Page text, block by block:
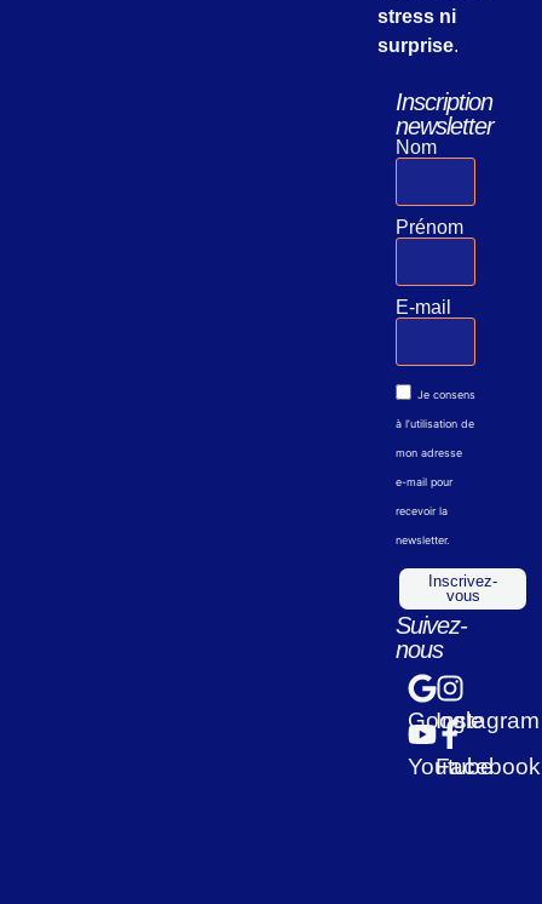
stress ni
surprise.
Inscription
newsletter
Nom
Prénom
E-mail
Je consens
à l’utilisation de
mon adresse
e-mail pour
recevoir la
newsletter.
Inscrivez-
vous
Suivez-
nous
Google
Instagram
Youtube
Facebook